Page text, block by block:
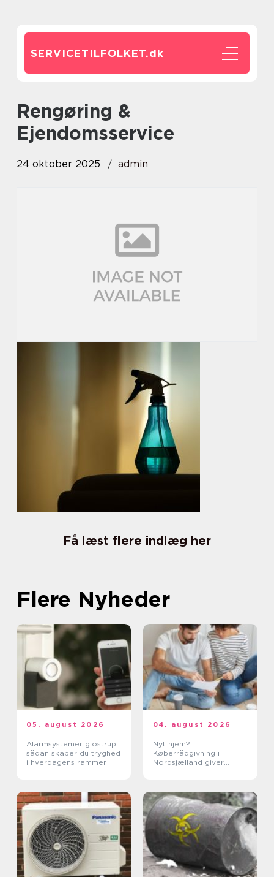
SERVICETILFOLKET.dk
Rengøring &
Ejendomsservice
24 oktober 2025 admin
Få læst flere indlæg her
Flere Nyheder
05. august 2026
Alarmsystemer glostrup
sådan skaber du tryghed
i hverdagens rammer
04. august 2026
Nyt hjem?
Køberrådgivning i
Nordsjælland giver